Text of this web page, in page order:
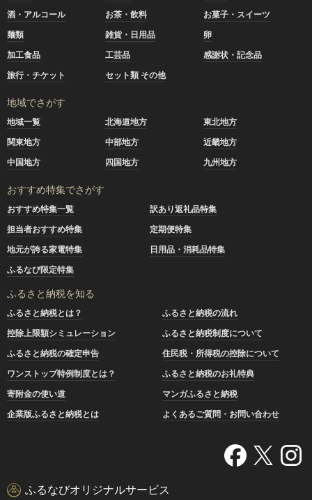
酒・アルコール
お茶・飲料
お菓子・スイーツ
麺類
雑貨・日用品
卵
加工食品
工芸品
感謝状・記念品
旅行・チケット
セット類 その他
地域でさがす
地域一覧 北海道地方
東北地方
関東地方
中部地方
近畿地方
中国地方
四国地方 九州地方
おすすめ特集でさがす
おすすめ特集一覧
訳あり返礼品特集
担当者おすすめ特集
定期便特集
地元が誇る家電特集
日用品・消耗品特集
ふるなび限定特集
ふるさと納税を知る
ふるさと納税とは？
ふるさと納税の流れ
控除上限額シミュレーション
ふるさと納税制度について
ふるさと納税の確定申告
住民税・所得税の控除について
ワンストップ特例制度とは？
ふるさと納税のお礼特典
寄附金の使い道
マンガふるさと納税
企業版ふるさと納税とは
よくあるご質問・お問い合わせ
ふるなびオリジナルサービス